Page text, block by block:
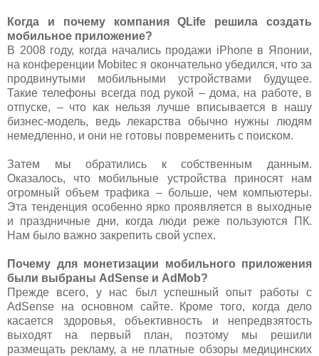
Когда и почему компания QLife решила создать
мобильное приложение?
В 2008 году, когда начались продажи iPhone в Японии,
на конференции Mobitec я окончательно убедился, что за
продвинутыми мобильными устройствами будущее.
Такие телефоны всегда под рукой – дома, на работе, в
отпуске, – что как нельзя лучше вписывается в нашу
бизнес-модель, ведь лекарства обычно нужны людям
немедленно, и они не готовы повременить с поиском.
Затем мы обратились к собственным данным.
Оказалось, что мобильные устройства приносят нам
огромный объем трафика – больше, чем компьютеры.
Эта тенденция особенно ярко проявляется в выходные
и праздничные дни, когда люди реже пользуются ПК.
Нам было важно закрепить свой успех.
Почему для монетизации мобильного приложения
были выбраны AdSense и AdMob?
Прежде всего, у нас был успешный опыт работы с
AdSense на основном сайте. Кроме того, когда дело
касается здоровья, объективность и непредвзятость
выходят на первый план, поэтому мы решили
размещать рекламу, а не платные обзоры медицинских